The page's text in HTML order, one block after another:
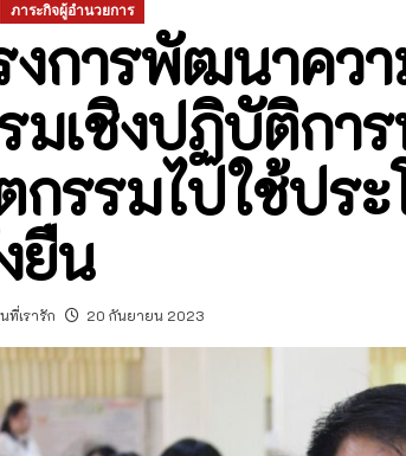
ภาระกิจผู้อำนวยการ
งการพัฒนาคว
มเชิงปฏิบัติกา
กรรมไปใช้ปร
ยืน
ที่เรารัก 20 กันยายน 2023